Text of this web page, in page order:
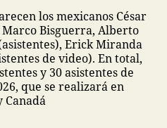
los mexicanos César
Bisguerra, Alberto
Erick Miranda
de video). En total,
y 30 asistentes de
que se realizará en
Canadá